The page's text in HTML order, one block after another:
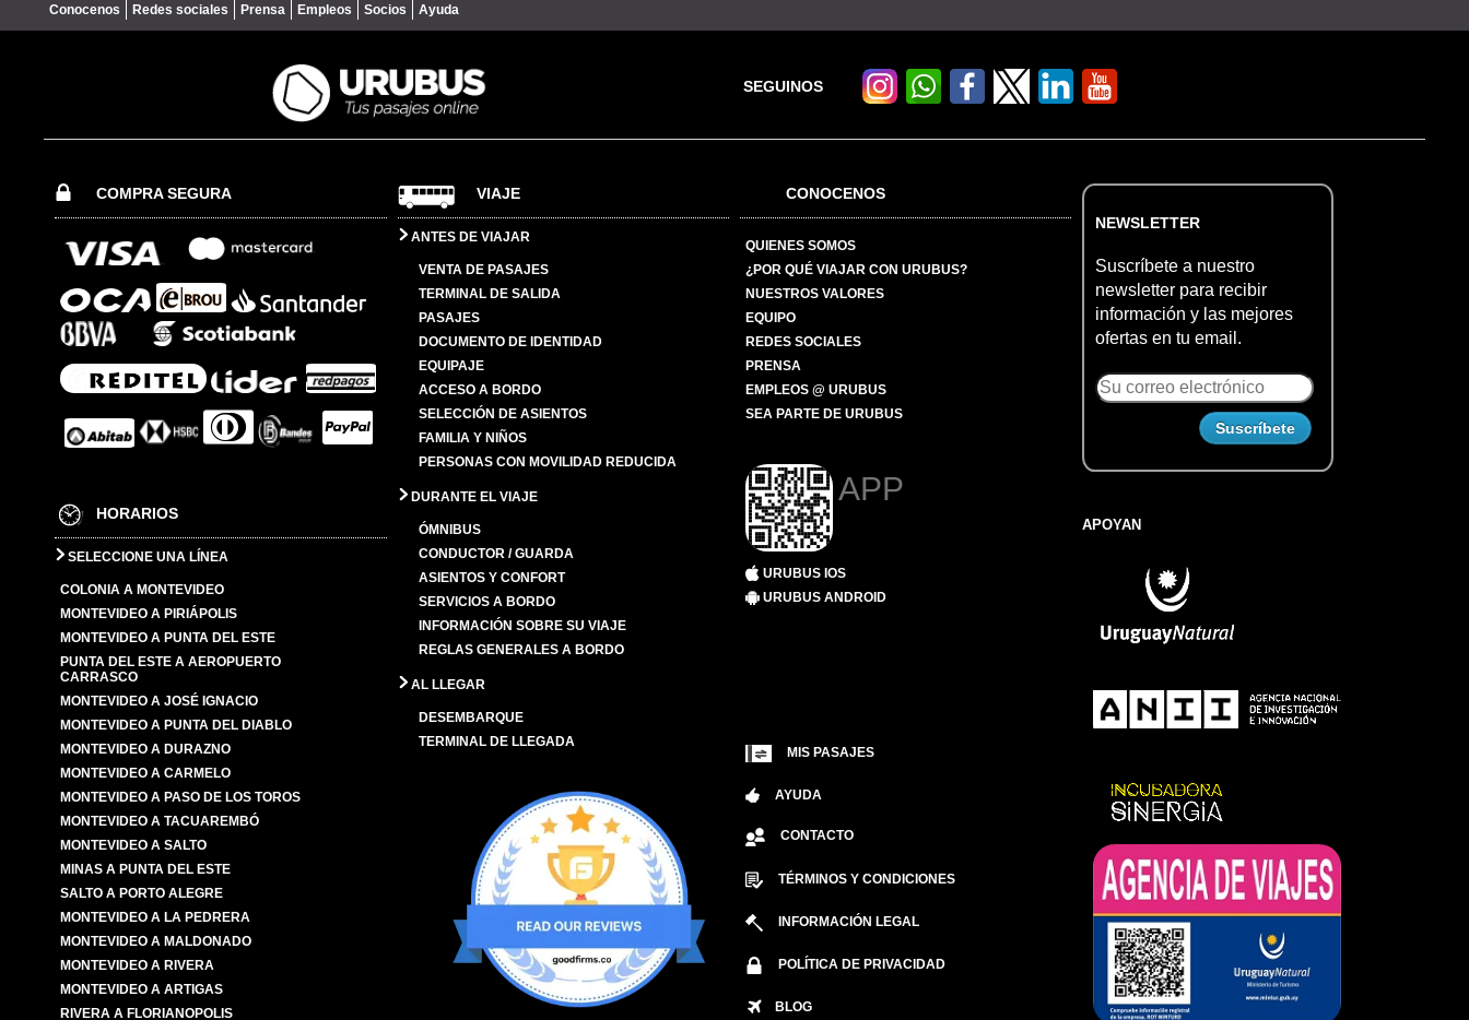
Conocenos Redes sociales Prensa Empleos Socios Ayuda
SEGUINOS
COMPRA SEGURA
HORARIOS
SELECCIONE UNA LÍNEA
COLONIA A MONTEVIDEO
MONTEVIDEO A PIRIÁPOLIS
MONTEVIDEO A PUNTA DEL ESTE
PUNTA DEL ESTE A AEROPUERTO
CARRASCO
MONTEVIDEO A JOSÉ IGNACIO
MONTEVIDEO A PUNTA DEL DIABLO
MONTEVIDEO A DURAZNO
MONTEVIDEO A CARMELO
MONTEVIDEO A PASO DE LOS TOROS
MONTEVIDEO A TACUAREMBÓ
MONTEVIDEO A SALTO
MINAS A PUNTA DEL ESTE
SALTO A PORTO ALEGRE
MONTEVIDEO A LA PEDRERA
MONTEVIDEO A MALDONADO
MONTEVIDEO A RIVERA
MONTEVIDEO A ARTIGAS
RIVERA A FLORIANOPOLIS
VIAJE
ANTES DE VIAJAR
VENTA DE PASAJES
TERMINAL DE SALIDA
PASAJES
DOCUMENTO DE IDENTIDAD
EQUIPAJE
ACCESO A BORDO
SELECCIÓN DE ASIENTOS
FAMILIA Y NIÑOS
PERSONAS CON MOVILIDAD REDUCIDA
DURANTE EL VIAJE
ÓMNIBUS
CONDUCTOR / GUARDA
ASIENTOS Y CONFORT
SERVICIOS A BORDO
INFORMACIÓN SOBRE SU VIAJE
REGLAS GENERALES A BORDO
AL LLEGAR
DESEMBARQUE
TERMINAL DE LLEGADA
CONOCENOS
QUIENES SOMOS
¿POR QUÉ VIAJAR CON URUBUS?
NUESTROS VALORES
EQUIPO
REDES SOCIALES
PRENSA
EMPLEOS @ URUBUS
SEA PARTE DE URUBUS
APP
URUBUS IOS
URUBUS ANDROID
MIS PASAJES
AYUDA
CONTACTO
TÉRMINOS Y CONDICIONES
INFORMACIÓN LEGAL
POLÍTICA DE PRIVACIDAD
BLOG
NEWSLETTER
Suscríbete a nuestro
newsletter para recibir
información y las mejores
ofertas en tu email.
APOYAN